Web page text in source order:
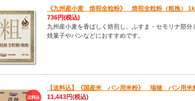
《九州産小麦 焙煎全粒粉》 焙煎全粒粉（粗挽）
736円(税込)
九州産小麦を香ばしく焙煎し、ふすま・セモリナ部
焼菓子やパンなどにおすすめです。
【送料込】《国産米 パン用米粉》 瑞穂 パン用
11,443円(税込)